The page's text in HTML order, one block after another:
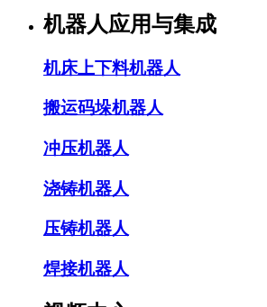
机器人应用与集成
机床上下料机器人
搬运码垛机器人
冲压机器人
浇铸机器人
压铸机器人
焊接机器人